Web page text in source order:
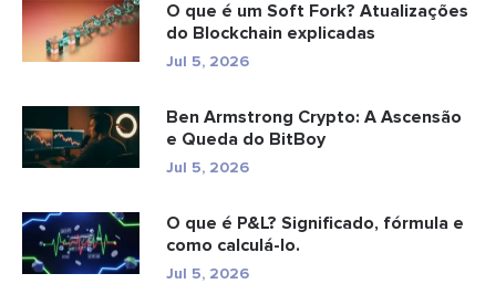
O que é um Soft Fork? Atualizações
do Blockchain explicadas
Jul 5, 2026
Ben Armstrong Crypto: A Ascensão
e Queda do BitBoy
Jul 5, 2026
O que é P&L? Significado, fórmula e
como calculá-lo.
Jul 5, 2026